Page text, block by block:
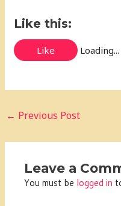
Like this:
Like Loading...
← Previous Post
Leave a
You must be logged in